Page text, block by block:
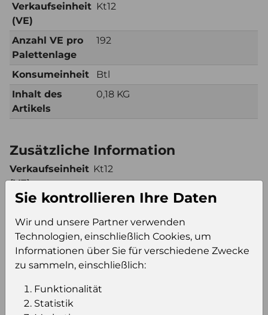
Verkaufseinheit
(VE)
Kt12
Anzahl VE pro
Palettenlage
192
Konsumeinheit
Btl
Inhalt des
Artikels
0,18 KG
Zusätzliche Information
Verkaufseinheit
(VE)
Kt12
Verkaufseinheit 80
Konsumeinheit
Stückzahl pro
Palette
960
Einloggen um den Preis zu
Sie kontrollieren Ihre Daten
Wir und unsere Partner verwenden
Technologien, einschließlich Cookies, um
Informationen über Sie für verschiedene Zwecke
zu sammeln, einschließlich:
Funktionalität
Statistik